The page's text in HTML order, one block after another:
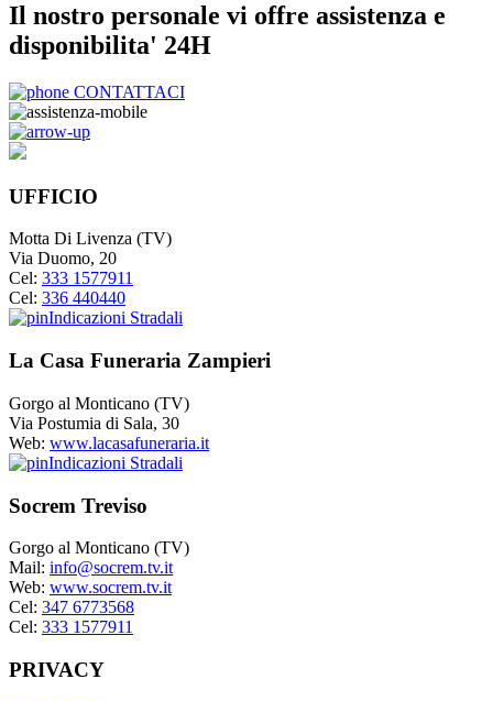
Il nostro personale vi offre assistenza e
disponibilita' 24H
CONTATTACI
UFFICIO
Motta Di Livenza (TV)
Via Duomo, 20
Cel: 333 1577911
Cel: 336 440440
Indicazioni Stradali
La Casa Funeraria Zampieri
Gorgo al Monticano (TV)
Via Postumia di Sala, 30
Web: www.lacasafuneraria.it
Indicazioni Stradali
Socrem Treviso
Gorgo al Monticano (TV)
Mail: info@socrem.tv.it
Web: www.socrem.tv.it
Cel: 347 6773568
Cel: 333 1577911
PRIVACY